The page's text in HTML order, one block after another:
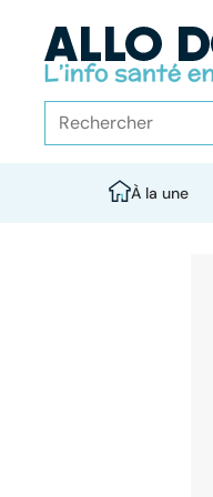
À la une